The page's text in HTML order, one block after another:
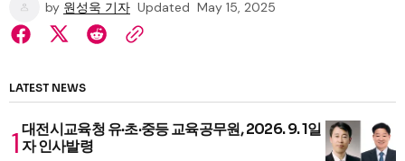
by 원성욱 기자 Updated May 15, 2025
LATEST NEWS
대전시교육청 유·초·중등 교육공무원, 2026. 9. 1일
자 인사발령